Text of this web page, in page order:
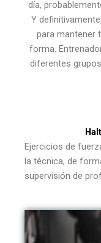
día,
Y
para mantener
forma.
diferentes
Ejercicios de
la técnica, de
supervisión de